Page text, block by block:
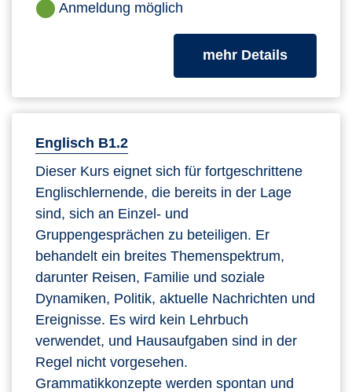
Anmeldung möglich
mehr Detailszum
Englisch B1.2
Dieser Kurs eignet sich für fortgeschrittene
Englischlernende, die bereits in der Lage
sind, sich an Einzel- und
Gruppengesprächen zu beteiligen. Er
behandelt ein breites Themenspektrum,
darunter Reisen, Familie und soziale
Dynamiken, Politik, aktuelle Nachrichten und
Ereignisse. Es wird kein Lehrbuch
verwendet, und Hausaufgaben sind in der
Regel nicht vorgesehen.
Grammatikkonzepte werden spontan und